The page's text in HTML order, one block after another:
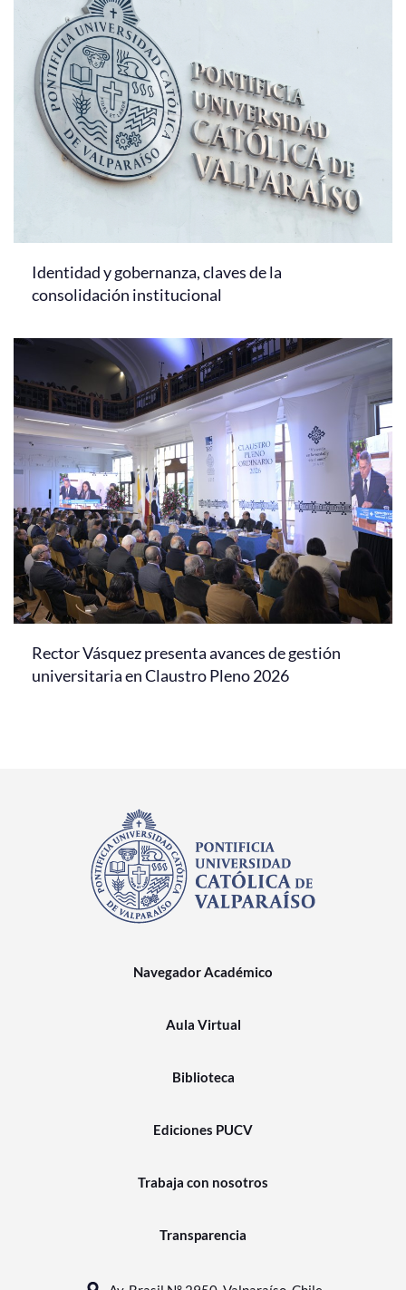
Identidad y gobernanza, claves de la
consolidación institucional
Rector Vásquez presenta avances de gestión
universitaria en Claustro Pleno 2026
Navegador Académico
Aula Virtual
Biblioteca
Ediciones PUCV
Trabaja con nosotros
Transparencia